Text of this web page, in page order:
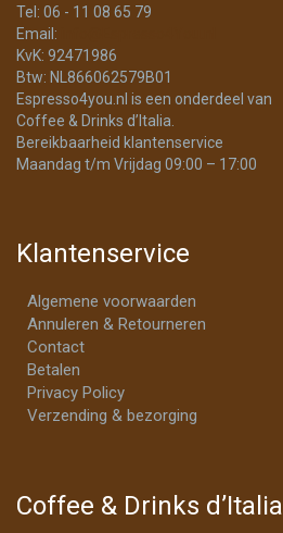
Tel: 06 - 11 08 65 79
Email:
KvK: 92471986
Btw: NL866062579B01
Espresso4you.nl is een onderdeel van
Coffee & Drinks d’Italia.
Bereikbaarheid klantenservice
Maandag t/m Vrijdag 09:00 – 17:00
Klantenservice
Algemene voorwaarden
Annuleren & Retourneren
Contact
Betalen
Privacy Policy
Verzending & bezorging
Coffee & Drinks d’Italia